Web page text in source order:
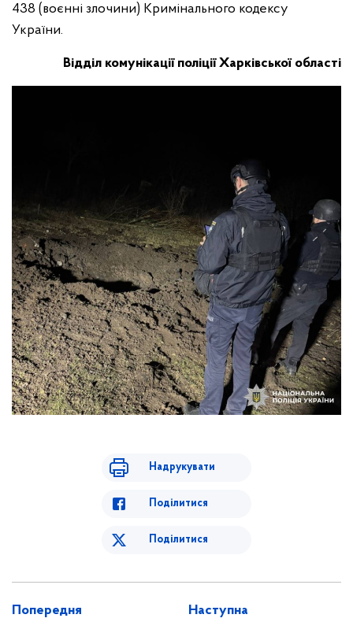
438 (воєнні злочини) Кримінального кодексу
України.
Відділ комунікації поліції Харківської області
Надрукувати
Поділитися
Поділитися
Попередня Наступна